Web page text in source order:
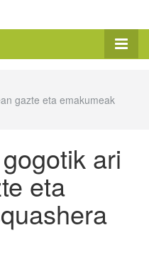
gazte eta emakumeak
ari
eta